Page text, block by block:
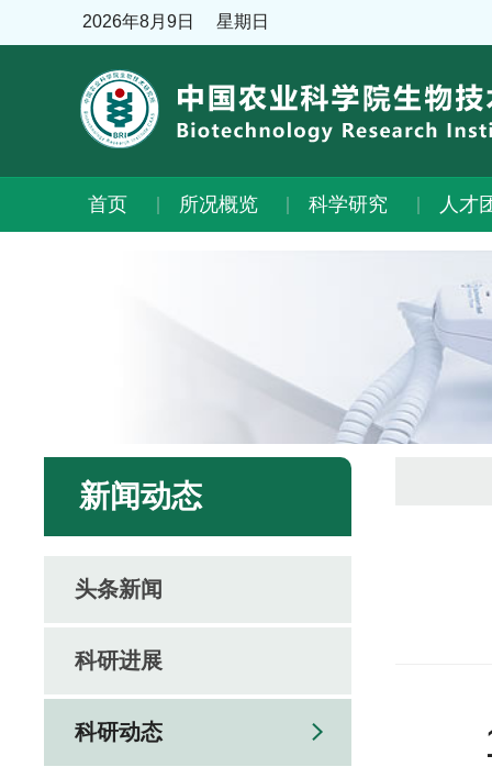
2026年8月9日 星期日
首页 所况概览 科学研究 人才
新闻动态
头条新闻
科研进展
科研动态
10